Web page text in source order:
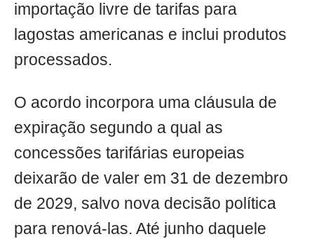
importação livre de tarifas para
lagostas americanas e inclui produtos
processados.
O acordo incorpora uma cláusula de
expiração segundo a qual as
concessões tarifárias europeias
deixarão de valer em 31 de dezembro
de 2029, salvo nova decisão política
para renová-las. Até junho daquele